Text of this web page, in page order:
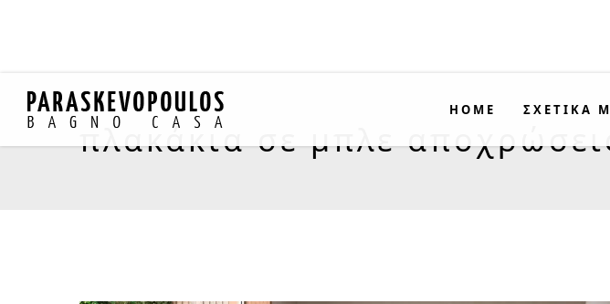
HOME ΣΧΕΤΙΚΑ
πλακάκια σε μπλε